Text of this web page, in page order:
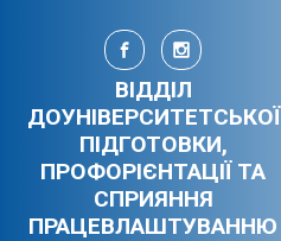
Skip to main content
ВІДДІЛ
ДОУНІВЕРСИТЕТСЬКОЇ
ПІДГОТОВКИ,
ПРОФОРІЄНТАЦІЇ ТА
СПРИЯННЯ
ПРАЦЕВЛАШТУВАННЮ